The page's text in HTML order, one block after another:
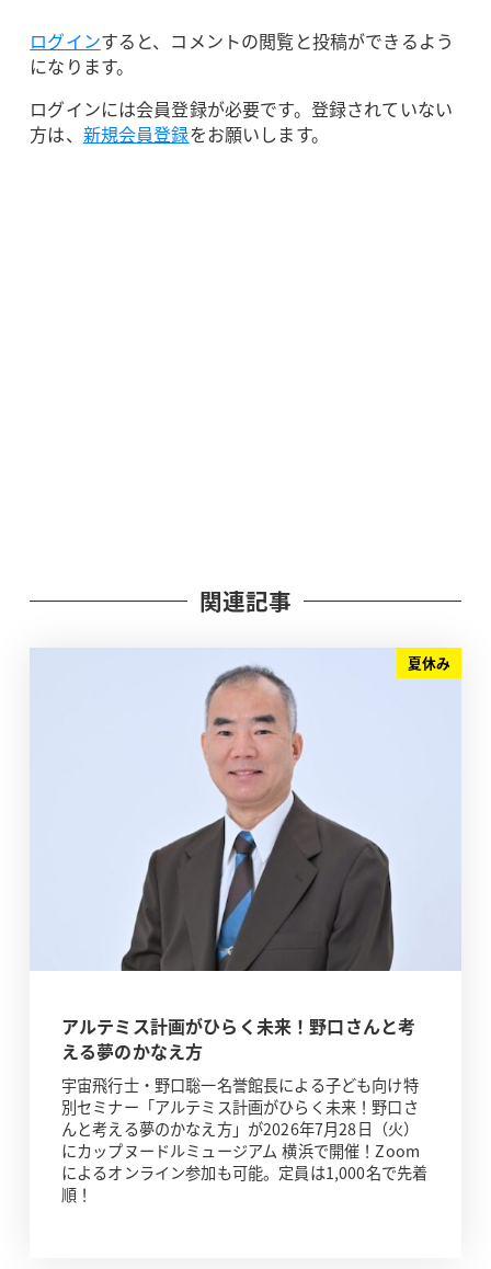
ログインすると、コメントの閲覧と投稿ができるよう
になります。
ログインには会員登録が必要です。登録されていない
方は、 新規会員登録をお願いします。
関連記事
夏休み
アルテミス計画がひらく未来！野口さんと考
える夢のかなえ方
宇宙飛行士・野口聡一名誉館長による子ども向け特
別セミナー「アルテミス計画がひらく未来！野口さ
んと考える夢のかなえ方」が2026年7月28日（火）
にカップヌードルミュージアム 横浜で開催！Zoom
によるオンライン参加も可能。定員は1,000名で先着
順！